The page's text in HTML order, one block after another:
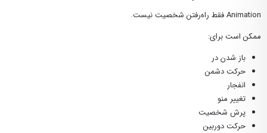
Animation فقط راه‌رفتن شخصیت نیست.
ممکن است برای:
باز شدن در
حرکت دشمن
انفجار
تغییر منو
پرش شخصیت
حرکت دوربین